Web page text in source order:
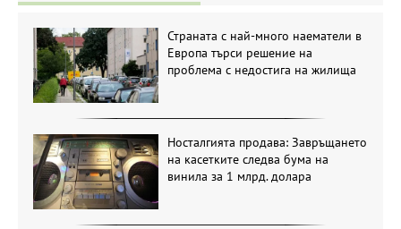
Страната с най-много наематели в
Европа търси решение на
проблема с недостига на жилища
Носталгията продава: Завръщането
на касетките следва бума на
винила за 1 млрд. долара